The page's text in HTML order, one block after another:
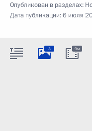
Опубликован в разделах:
Дата публикации:6 июля
3 9м